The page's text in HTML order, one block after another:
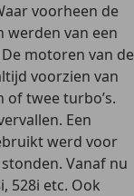
voorheen de
werden van een
motoren van de
voorzien van
of twee turbo’s.
Een
werd voor
Vanaf nu
528i etc. Ook